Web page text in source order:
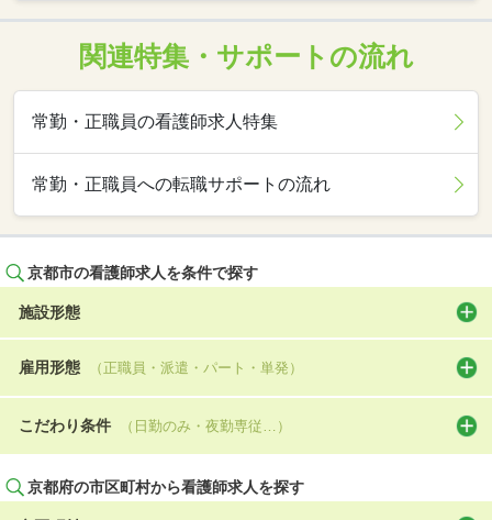
関連特集・サポートの流れ
常勤・正職員の看護師求人特集
常勤・正職員への転職サポートの流れ
京都市の看護師求人を条件で探す
施設形態
雇用形態 （正職員・派遣・パート・単発）
こだわり条件 （日勤のみ・夜勤専従…）
京都府の市区町村から看護師求人を探す